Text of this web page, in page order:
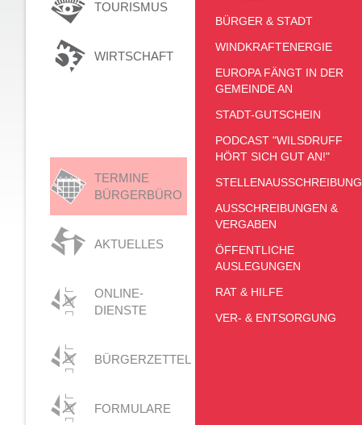
TOURISMUS
WIRTSCHAFT
TERMINE
BÜRGERBÜRO
AKTUELLES
ONLINE-
DIENSTE
BÜRGERZETTEL
FORMULARE
BÜRGER & STADT
WINDKRAFTENERGIE
EUROPA FÄNGT IN DER
GEMEINDE AN
STADT-GUTSCHEIN
PODCAST "WILSDRUFF
HÖRT SICH GUT AN!"
STELLENAUSSCHREIBUNG
AUSSCHREIBUNGEN &
VERGABEN
ÖFFENTLICHE
AUSLEGUNGEN
RAT & HILFE
VER- & ENTSORGUNG